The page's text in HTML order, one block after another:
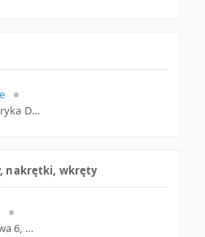
60-838 Poznań, Jana Henryka Dąbrowskiego 7, woj. Wielkopolskie, pow. Poznań, gm. Poznań
nakrętki, wkręty
62-035 Runowo, Dworcowa 6, woj. Wielkopolskie, pow. Poznański, gm. Kórnik